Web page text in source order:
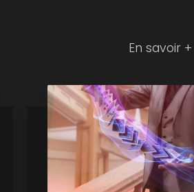
En savoir +